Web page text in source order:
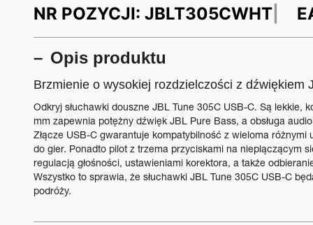
NR POZYCJI: JBLT305CWHT
Opis produktu
Brzmienie o wysokiej rozdzielczości z dźwiękiem
Odkryj słuchawki douszne JBL Tune 305C USB-C. Są
mm zapewnia potężny dźwięk JBL Pure Bass, a obsługa
Złącze USB-C gwarantuje kompatybilność z wieloma
do gier. Ponadto pilot z trzema przyciskami na nieplączącym
regulacją głośności, ustawieniami korektora, a także
Wszystko to sprawia, że słuchawki JBL Tune 305C USB-C
podróży.